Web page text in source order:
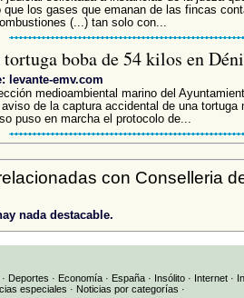
que los gases que emanan de las fincas
(...) tan solo con...
boba de 54 kilos en
levante-emv.com
medioambiental marino del
de la captura accidental de una tortuga
puso en marcha el protocolo de...
con Conselleria
nada destacable.
· Deportes · Economía · España · Insólito · Internet ·
especiales · Noticias por categorías ·